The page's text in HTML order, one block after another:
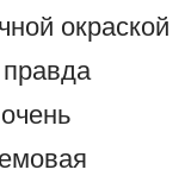
окраской